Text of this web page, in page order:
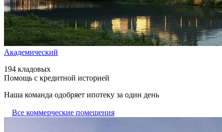
Академический
194 кладовых
Помощь с кредитной историей
Наша команда одобряет ипотеку за один день
Все коммерческие помещения